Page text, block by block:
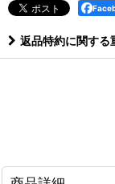
返品特約に関する